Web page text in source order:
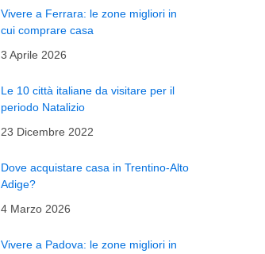
Vivere a Ferrara: le zone migliori in
cui comprare casa
3 Aprile 2026
Le 10 città italiane da visitare per il
periodo Natalizio
23 Dicembre 2022
Dove acquistare casa in Trentino-Alto
Adige?
4 Marzo 2026
Vivere a Padova: le zone migliori in